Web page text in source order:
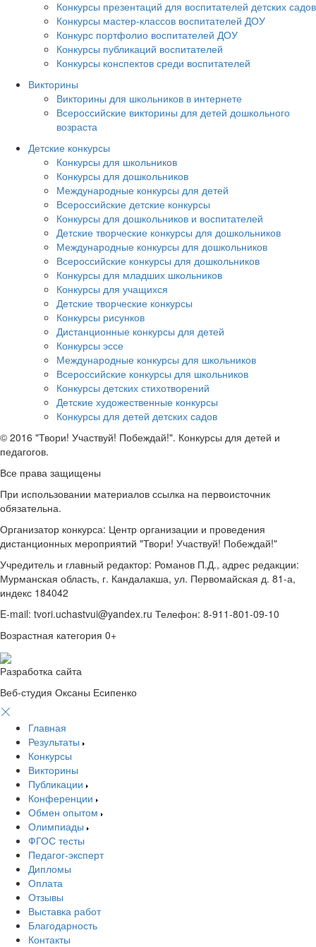
Конкурсы презентаций для воспитателей детских садов
Конкурсы мастер-классов воспитателей ДОУ
Конкурс портфолио воспитателей ДОУ
Конкурсы публикаций воспитателей
Конкурсы конспектов среди воспитателей
Викторины
Викторины для школьников в интернете
Всероссийские викторины для детей дошкольного
возраста
Детские конкурсы
Конкурсы для школьников
Конкурсы для дошкольников
Международные конкурсы для детей
Всероссийские детские конкурсы
Конкурсы для дошкольников и воспитателей
Детские творческие конкурсы для дошкольников
Международные конкурсы для дошкольников
Всероссийские конкурсы для дошкольников
Конкурсы для младших школьников
Конкурсы для учащихся
Детские творческие конкурсы
Конкурсы рисунков
Дистанционные конкурсы для детей
Конкурсы эссе
Международные конкурсы для школьников
Всероссийские конкурсы для школьников
Конкурсы детских стихотворений
Детские художественные конкурсы
Конкурсы для детей детских садов
© 2016 "Твори! Участвуй! Побеждай!". Конкурсы для детей и
педагогов.
Все права защищены
При использовании материалов ссылка на первоисточник
обязательна.
Организатор конкурса: Центр организации и проведения
дистанционных мероприятий "Твори! Участвуй! Побеждай!"
Учредитель и главный редактор: Романов П.Д., адрес редакции:
Мурманская область, г. Кандалакша, ул. Первомайская д. 81-а,
индекс 184042
E-mail: tvori.uchastvui@yandex.ru Телефон: 8-911-801-09-10
Возрастная категория 0+
Разработка сайта
Веб-студия Оксаны Есипенко
Главная
Результаты
Конкурсы
Викторины
Публикации
Конференции
Обмен опытом
Олимпиады
ФГОС тесты
Педагог-эксперт
Дипломы
Оплата
Отзывы
Выставка работ
Благодарность
Контакты